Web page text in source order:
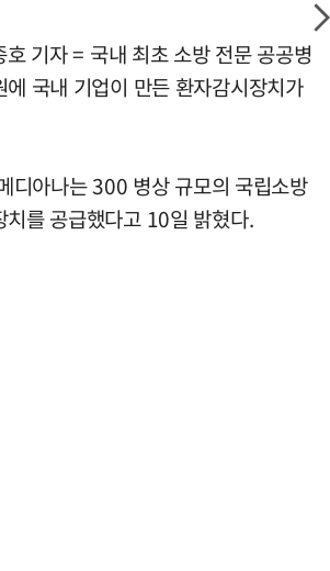
기자 = 국내 최초 소방 전문 공공병
국내 기업이 만든 환자감시장치가
디아나는 300 병상 규모의 국립소방
치를 공급했다고 10일 밝혔다.